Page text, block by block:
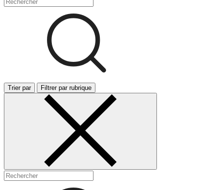
Trier par Filtrer par rubrique